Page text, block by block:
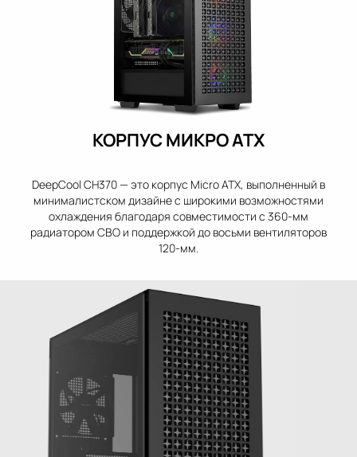
КОРПУС МИКРО АТХ
DeepCool CH370 — это корпус Micro ATX, выполненный в
минималистском дизайне с широкими возможностями
охлаждения благодаря совместимости с 360-мм
радиатором СВО и поддержкой до восьми вентиляторов
120-мм.